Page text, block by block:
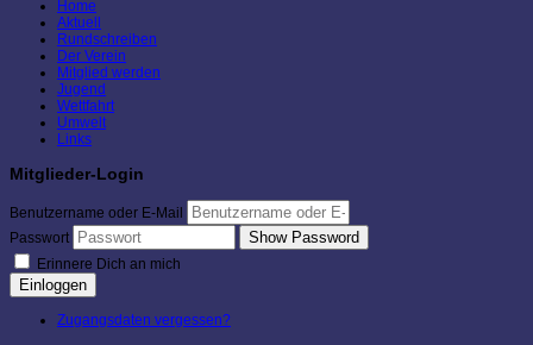
Home
Aktuell
Rundschreiben
Der Verein
Mitglied werden
Jugend
Wettfahrt
Umwelt
Links
Mitglieder-Login
Benutzername oder E-Mail
Passwort
Show Password
Erinnere Dich an mich
Einloggen
Zugangsdaten vergessen?